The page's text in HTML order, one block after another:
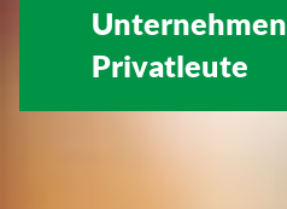
Unternehmen
Privatleute